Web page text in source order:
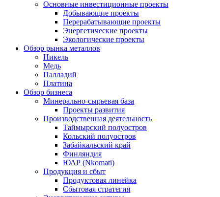
Основные инвестиционные проекты
Добывающие проекты
Перерабатывающие проекты
Энергетические проекты
Экологические проекты
Обзор рынка металлов
Никель
Медь
Палладий
Платина
Обзор бизнеса
Минерально-сырьевая база
Проекты развития
Производственная деятельность
Таймырский полуостров
Кольский полуостров
Забайкальский край
Финляндия
ЮАР (Nkomati)
Продукция и сбыт
Продуктовая линейка
Сбытовая стратегия